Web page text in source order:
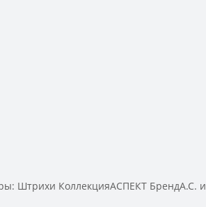
Штрихи КоллекцияАСПЕКТ БрендА.С. и